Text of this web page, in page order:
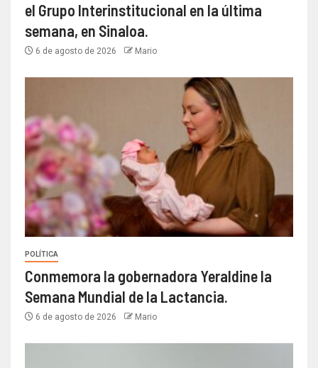
el Grupo Interinstitucional en la última
semana, en Sinaloa.
6 de agosto de 2026 Mario
POLÍTICA
Conmemora la gobernadora Yeraldine la
Semana Mundial de la Lactancia.
6 de agosto de 2026 Mario